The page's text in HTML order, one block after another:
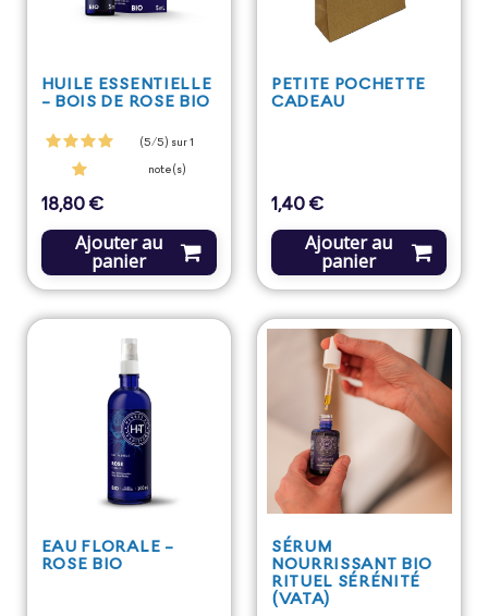
HUILE ESSENTIELLE
- BOIS DE ROSE BIO
(5/5) sur 1
note(s)
Prix
18,80 €
Ajouter au
panier
PETITE POCHETTE
CADEAU
Prix
1,40 €
Ajouter au
panier
EAU FLORALE -
ROSE BIO
SÉRUM
NOURRISSANT BIO
RITUEL SÉRÉNITÉ
(VATA)